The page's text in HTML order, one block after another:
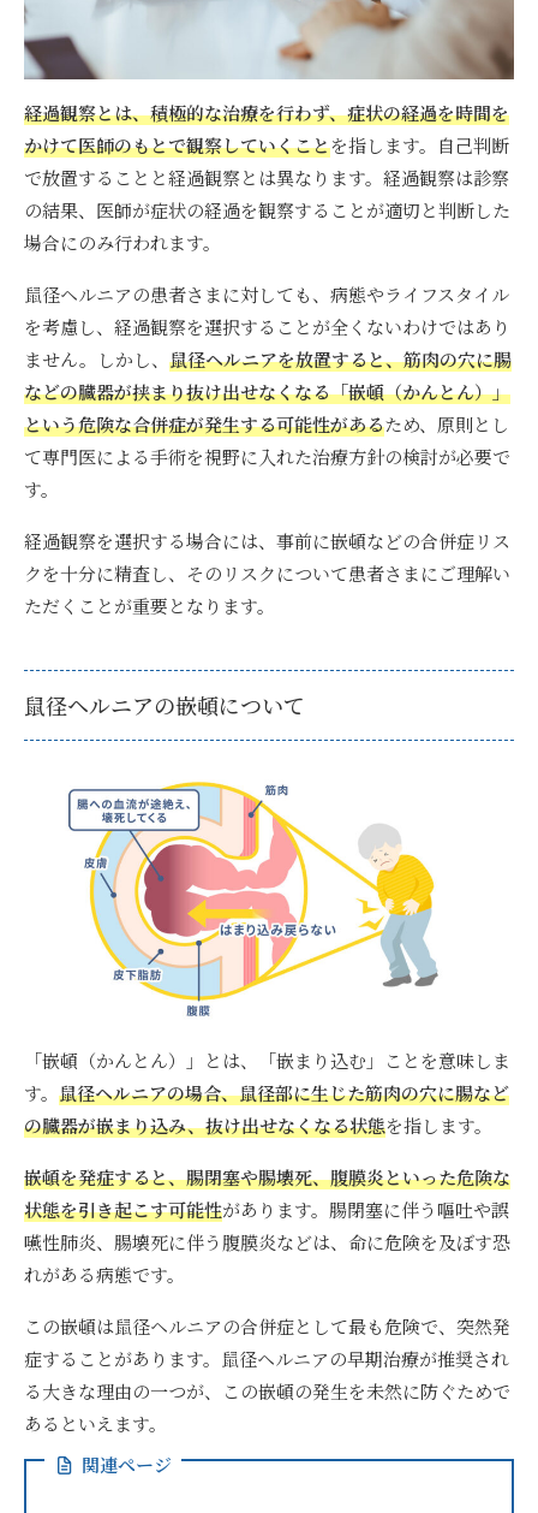
経過観察とは、積極的な治療を行わず、症状の経過を時間を
かけて医師のもとで観察していくことを指します。自己判断
で放置することと経過観察とは異なります。経過観察は診察
の結果、医師が症状の経過を観察することが適切と判断した
場合にのみ行われます。
鼠径ヘルニアの患者さまに対しても、病態やライフスタイル
を考慮し、経過観察を選択することが全くないわけではあり
ません。しかし、 鼠径ヘルニアを放置すると、筋肉の穴に腸
などの臓器が挟まり抜け出せなくなる「嵌頓（かんとん）」
という危険な合併症が発生する可能性があるため、原則とし
て専門医による手術を視野に入れた治療方針の検討が必要で
す。
経過観察を選択する場合には、事前に嵌頓などの合併症リス
クを十分に精査し、そのリスクについて患者さまにご理解い
ただくことが重要となります。
鼠径ヘルニアの嵌頓について
「嵌頓（かんとん）」とは、「嵌まり込む」ことを意味しま
す。 鼠径ヘルニアの場合、鼠径部に生じた筋肉の穴に腸など
の臓器が嵌まり込み、抜け出せなくなる状態を指します。
嵌頓を発症すると、腸閉塞や腸壊死、腹膜炎といった危険な
状態を引き起こす可能性があります。腸閉塞に伴う嘔吐や誤
嚥性肺炎、腸壊死に伴う腹膜炎などは、命に危険を及ぼす恐
れがある病態です。
この嵌頓は鼠径ヘルニアの合併症として最も危険で、突然発
症することがあります。鼠径ヘルニアの早期治療が推奨され
る大きな理由の一つが、この嵌頓の発生を未然に防ぐためで
あるといえます。
関連ページ